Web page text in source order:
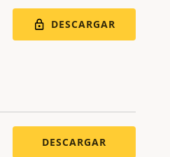
DESCARGAR
DESCARGAR